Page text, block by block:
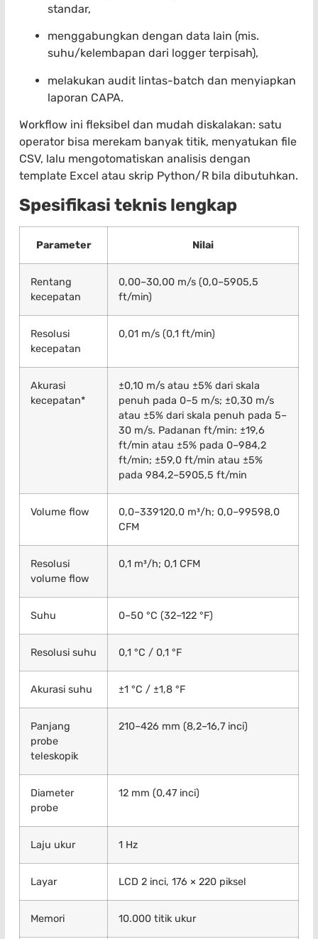
standar,
menggabungkan dengan data lain (mis.
suhu/kelembapan dari logger terpisah),
melakukan audit lintas-batch dan menyiapkan
laporan CAPA.
Workflow ini fleksibel dan mudah diskalakan: satu
operator bisa merekam banyak titik, menyatukan file
CSV, lalu mengotomatiskan analisis dengan
template Excel atau skrip Python/R bila dibutuhkan.
Spesifikasi teknis lengkap
Parameter Nilai
Rentang
kecepatan
0,00–30,00 m/s (0,0–5905,5
ft/min)
Resolusi
kecepatan
0,01 m/s (0,1 ft/min)
Akurasi
kecepatan*
±0,10 m/s atau ±5% dari skala
penuh pada 0–5 m/s; ±0,30 m/s
atau ±5% dari skala penuh pada 5–
30 m/s. Padanan ft/min: ±19,6
ft/min atau ±5% pada 0–984,2
ft/min; ±59,0 ft/min atau ±5%
pada 984,2–5905,5 ft/min
Volume flow
0,0–339120,0 m³/h; 0,0–99598,0
CFM
Resolusi
volume flow
0,1 m³/h; 0,1 CFM
Suhu 0–50 °C (32–122 °F)
Resolusi suhu 0,1 °C / 0,1 °F
Akurasi suhu ±1 °C / ±1,8 °F
Panjang
probe
teleskopik
210–426 mm (8,2–16,7 inci)
Diameter
probe
12 mm (0,47 inci)
Laju ukur 1 Hz
Layar LCD 2 inci, 176 × 220 piksel
Memori 10.000 titik ukur